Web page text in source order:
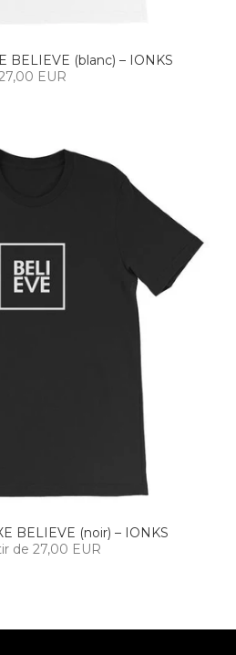
BELIEVE (blanc) – IONKS
EUR
BELIEVE (noir) – IONKS
de 27,00 EUR